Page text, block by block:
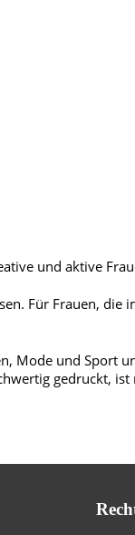
und aktive
Für Frauen, die
Mode und Sport
gedruckt,